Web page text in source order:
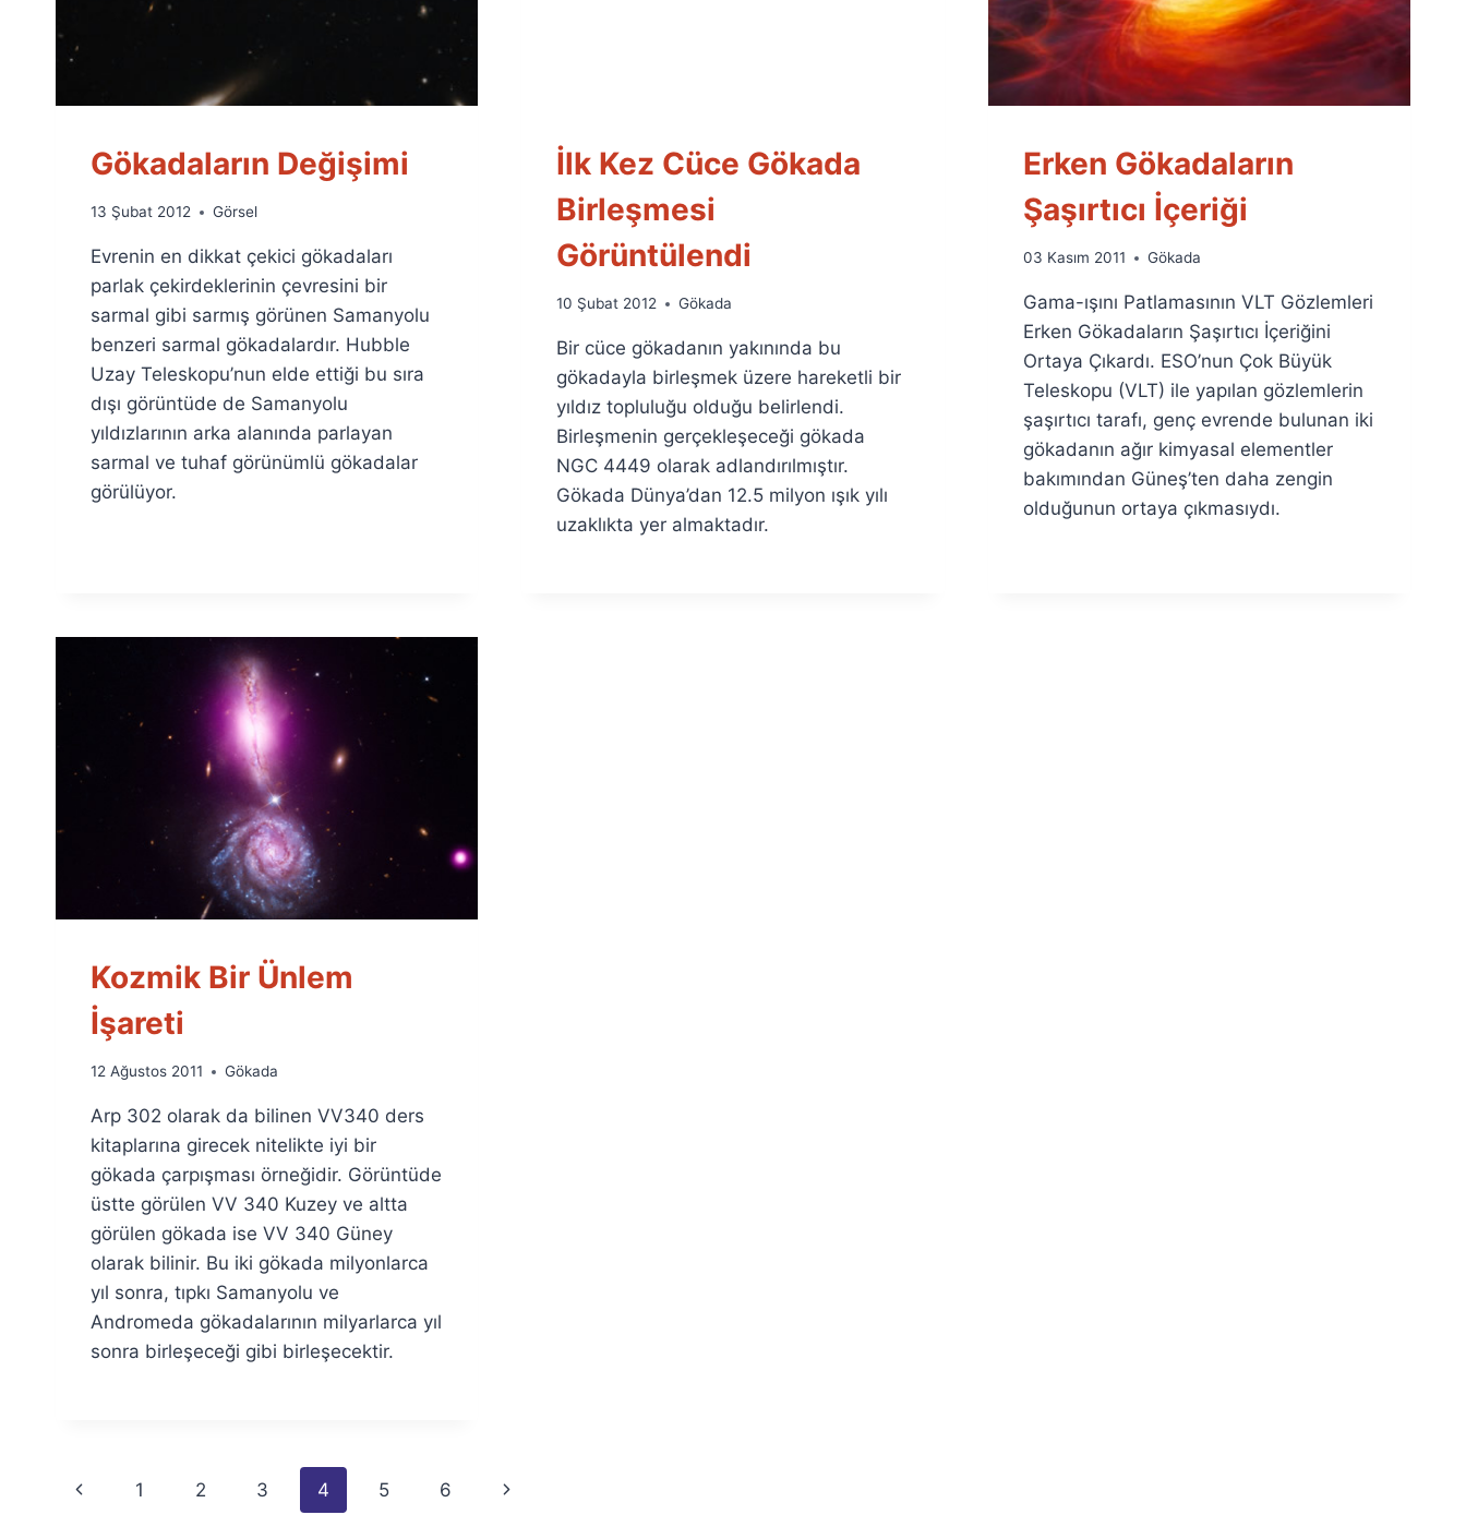
Gökadaların Değişimi
By
Fuat
Özyar
13 Şubat 2012 Görsel
Evrenin en dikkat çekici gökadaları
parlak çekirdeklerinin çevresini bir
sarmal gibi sarmış görünen Samanyolu
benzeri sarmal gökadalardır. Hubble
Uzay Teleskopu’nun elde ettiği bu sıra
dışı görüntüde de Samanyolu
yıldızlarının arka alanında parlayan
sarmal ve tuhaf görünümlü gökadalar
görülüyor.
İlk Kez Cüce Gökada
Birleşmesi
Görüntülendi
By
Fuat
Özyar
10 Şubat 2012 Gökada
Bir cüce gökadanın yakınında bu
gökadayla birleşmek üzere hareketli bir
yıldız topluluğu olduğu belirlendi.
Birleşmenin gerçekleşeceği gökada
NGC 4449 olarak adlandırılmıştır.
Gökada Dünya’dan 12.5 milyon ışık yılı
uzaklıkta yer almaktadır.
Erken Gökadaların
Şaşırtıcı İçeriği
By
Fuat
Özyar
03 Kasım 2011 Gökada
Gama-ışını Patlamasının VLT Gözlemleri
Erken Gökadaların Şaşırtıcı İçeriğini
Ortaya Çıkardı. ESO’nun Çok Büyük
Teleskopu (VLT) ile yapılan gözlemlerin
şaşırtıcı tarafı, genç evrende bulunan iki
gökadanın ağır kimyasal elementler
bakımından Güneş’ten daha zengin
olduğunun ortaya çıkmasıydı.
Kozmik Bir Ünlem
İşareti
By
Fuat
Özyar
12 Ağustos 2011 Gökada
Arp 302 olarak da bilinen VV340 ders
kitaplarına girecek nitelikte iyi bir
gökada çarpışması örneğidir. Görüntüde
üstte görülen VV 340 Kuzey ve altta
görülen gökada ise VV 340 Güney
olarak bilinir. Bu iki gökada milyonlarca
yıl sonra, tıpkı Samanyolu ve
Andromeda gökadalarının milyarlarca yıl
sonra birleşeceği gibi birleşecektir.
Page
Previous
1 2 3 4 5 6
Next